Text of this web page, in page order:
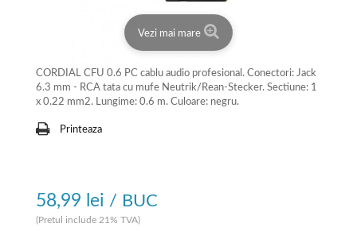
Vezi mai mare
CORDIAL CFU 0.6 PC cablu audio profesional. Conectori: Jack
6.3 mm - RCA tata cu mufe Neutrik/Rean-Stecker. Sectiune: 1
x 0.22 mm2. Lungime: 0.6 m. Culoare: negru.
Printeaza
58,99 lei / BUC
(Pretul include 21% TVA)